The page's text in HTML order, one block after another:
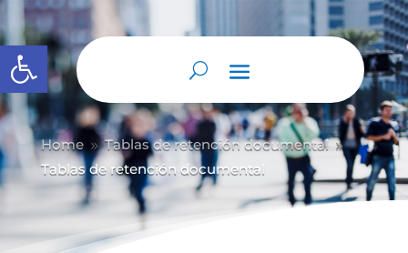
Abrir barra de herramientas
Home 9 Tablas de retención documental 9
Tablas de retención documental